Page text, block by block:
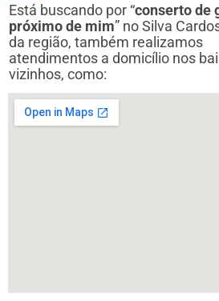
Está buscando por “conserto de
próximo de mim” no Silva
da região, também realizamos
atendimentos a domicílio nos
vizinhos, como: